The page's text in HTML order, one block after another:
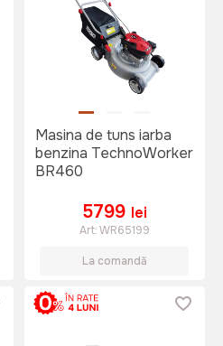
Masina de tuns iarba
benzina TechnoWorker
BR460
5799 lei
Art:WR65199
La comandă